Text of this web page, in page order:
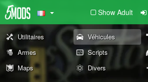
Show Adult
Utilitaires Véhicules
Armes
Scripts
Maps
Divers